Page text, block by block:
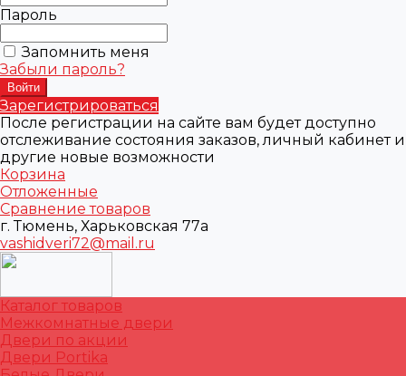
Пароль
Запомнить меня
Забыли пароль?
Зарегистрироваться
После регистрации на сайте вам будет доступно
отслеживание состояния заказов, личный кабинет и
другие новые возможности
Корзина
Отложенные
Сравнение товаров
г. Тюмень, Харьковская 77а
vashidveri72@mail.ru
Каталог товаров
Межкомнатные двери
Двери по акции
Двери Portika